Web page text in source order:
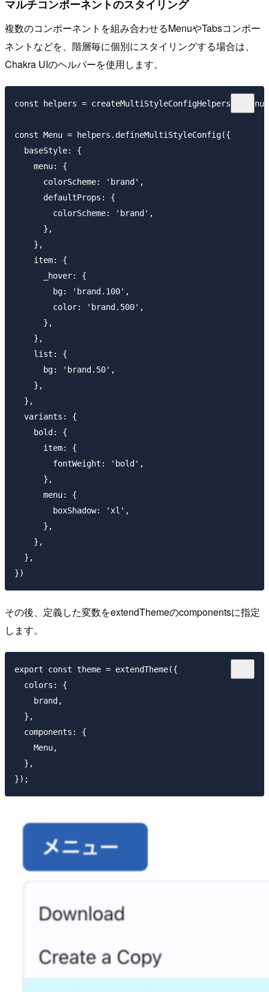
マルチコンポーネントのスタイリング
複数のコンポーネントを組み合わせるMenuやTabsコンポー
ネントなどを、階層毎に個別にスタイリングする場合は、
Chakra UIのヘルパーを使用します。
const helpers =
const Menu = helpers.defineMultiStyleConfig({
  baseStyle: {
    menu: {
      colorScheme: 'brand',
      defaultProps: {
        colorScheme: 'brand',
      },
    },
    item: {
      _hover: {
        bg: 'brand.100',
        color: 'brand.500',
      },
    },
    list: {
      bg: 'brand.50',
    },
  },
  variants: {
    bold: {
      item: {
        fontWeight: 'bold',
      },
      menu: {
        boxShadow: 'xl',
      },
    },
  },
その後、定義した変数をextendThemeのcomponentsに指定
します。
export const theme = extendTheme({
  colors: {
    brand,
  },
  components: {
    Menu,
  },